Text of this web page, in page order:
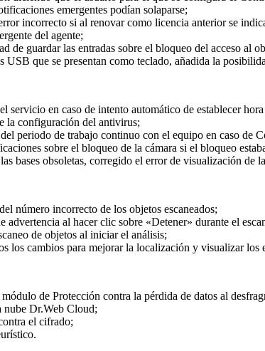
emergentes podían solaparse;
incorrecto si al renovar como licencia anterior se
del agente;
de guardar las entradas sobre el bloqueo del acceso
USB que se presentan como teclado, añadida la
servicio en caso de intento automático de establecer
la configuración del antivirus;
periodo de trabajo continuo con el equipo en caso de
sobre el bloqueo de la cámara si el bloqueo
bases obsoletas, corregido el error de visualización de
número incorrecto de los objetos escaneados;
advertencia al hacer clic sobre «Detener» durante el
de objetos al iniciar el análisis;
los cambios para mejorar la localización y visualizar los
de Protección contra la pérdida de datos al
nube Dr.Web Cloud;
el cifrado;